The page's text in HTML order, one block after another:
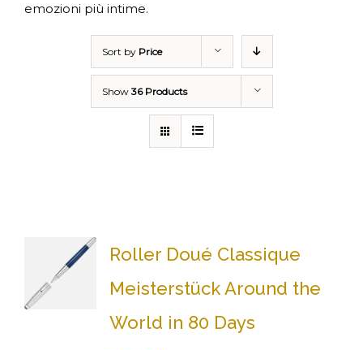
emozioni più intime.
Sort by Price
Show36 Products
Roller Doué Classique
Meisterstück Around the
World in 80 Days